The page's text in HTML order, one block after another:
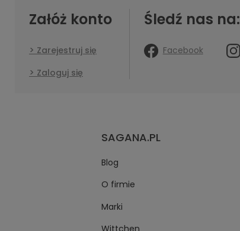
Załóż konto
Zarejestruj się
Zaloguj się
Śledź nas na:
Facebook
SAGANA.PL
Blog
O firmie
Marki